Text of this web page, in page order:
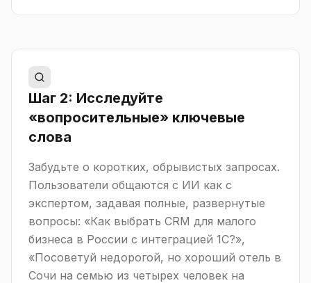
Шаг 2: Исследуйте
«вопросительные» ключевые
слова
Забудьте о коротких, обрывистых запросах.
Пользователи общаются с ИИ как с
экспертом, задавая полные, развернутые
вопросы: «Как выбрать CRM для малого
бизнеса в России с интеграцией 1С?»,
«Посоветуй недорогой, но хороший отель в
Сочи на семью из четырех человек на